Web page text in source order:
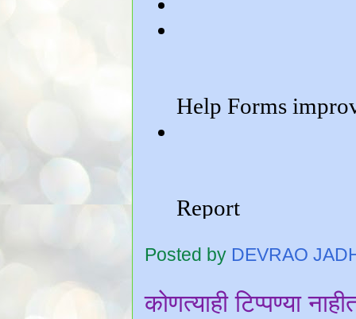
Posted by DEVRAO
कोणत्याही टिप्पण्‍या